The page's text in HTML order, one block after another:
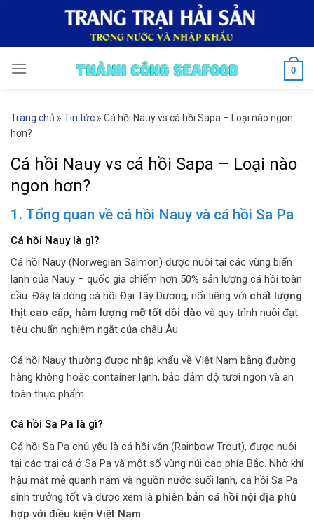
0
Trang chủ » Tin tức » Cá hồi Nauy vs cá hồi Sapa – Loại nào ngon
hơn?
Cá hồi Nauy vs cá hồi Sapa – Loại nào
ngon hơn?
1. Tổng quan về cá hồi Nauy và cá hồi Sa Pa
Cá hồi Nauy là gì?
Cá hồi Nauy (Norwegian Salmon) được nuôi tại các vùng biển
lạnh của Nauy – quốc gia chiếm hơn 50% sản lượng cá hồi toàn
cầu. Đây là dòng cá hồi Đại Tây Dương, nổi tiếng với chất lượng
thịt cao cấp, hàm lượng mỡ tốt dồi dào và quy trình nuôi đạt
tiêu chuẩn nghiêm ngặt của châu Âu.
Cá hồi Nauy thường được nhập khẩu về Việt Nam bằng đường
hàng không hoặc container lạnh, bảo đảm độ tươi ngon và an
toàn thực phẩm.
Cá hồi Sa Pa là gì?
Cá hồi Sa Pa chủ yếu là cá hồi vân (Rainbow Trout), được nuôi
tại các trại cá ở Sa Pa và một số vùng núi cao phía Bắc. Nhờ khí
hậu mát mẻ quanh năm và nguồn nước suối lạnh, cá hồi Sa Pa
sinh trưởng tốt và được xem là phiên bản cá hồi nội địa phù
hợp với điều kiện Việt Nam.